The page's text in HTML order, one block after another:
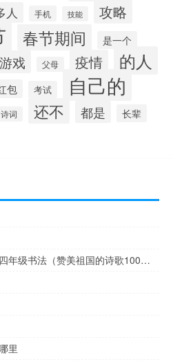
人 手机 技能 攻略
春节期间 是一个
游戏 父母 疫情 的人
包 考试 自己的
诗词 还不 都是 长辈
赞美祖国的诗歌100字小学四年级书法（赞美祖国的诗歌100字）
里